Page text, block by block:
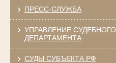
ПРЕСС-СЛУЖБА
УПРАВЛЕНИЕ СУДЕБНОГО
ДЕПАРТАМЕНТА
СУДЫ СУБЪЕКТА РФ